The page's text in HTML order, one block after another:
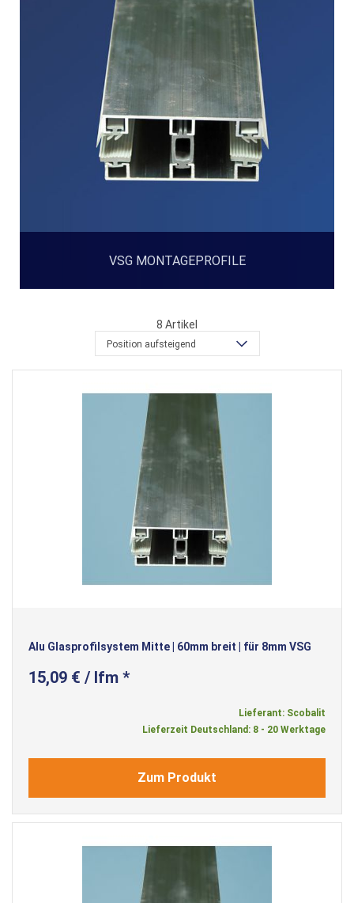
VSG MONTAGEPROFILE
8 Artikel
Position aufsteigend
Alu Glasprofilsystem Mitte | 60mm breit | für 8mm VSG
15,09 € / lfm *
Lieferant: Scobalit
Lieferzeit Deutschland: 8 - 20 Werktage
Zum Produkt